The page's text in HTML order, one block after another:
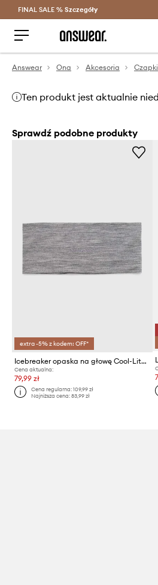
Oszczędzaj z Answear
FINAL SALE % Szczegóły
Answear Ona Akcesoria
Ten produkt jest aktualnie
Sprawdź podobne produkty
extra -5% z kodem: OFF*
Icebreaker opaska na głowę Cool-Lite Merino Flexi
Cena aktualna:
79,99 zł
Cena regularna:109,99 zł
Najniższa cena:83,99 zł